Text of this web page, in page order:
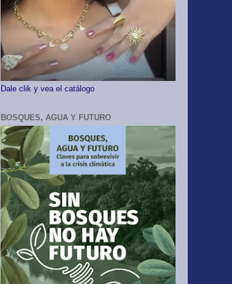
Dale clik y vea el catálogo
BOSQUES, AGUA Y FUTURO